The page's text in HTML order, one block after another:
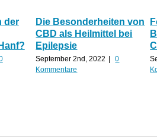
der
Die Besonderheiten von
CBD als Heilmittel bei
Epilepsie
September 2nd, 2022 |
0
Kommentare